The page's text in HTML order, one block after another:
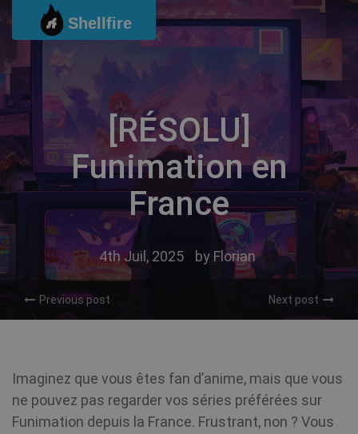
Shellfire
au
contenu
[RÉSOLU]
Funimation en
France
4th Juil, 2025 by Florian
Previous post Next post
Imaginez que vous êtes fan d’anime, mais que vous
ne pouvez pas regarder vos séries préférées sur
Funimation depuis la France. Frustrant, non ? Vous